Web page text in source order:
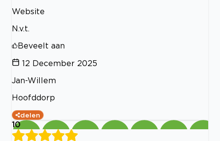
Website
N.v.t.
Beveelt aan
12 December 2025
Jan-Willem
Hoofddorp
delen
10